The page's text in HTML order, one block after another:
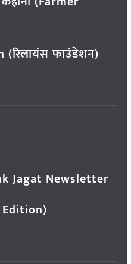
फाउंडेशन)
Jagat Newsletter